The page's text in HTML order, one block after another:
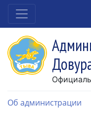
Об администрации